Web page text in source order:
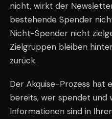
nicht, wirkt der
bestehende Spender
Nicht-Spender nicht
Zielgruppen bleiben
zurück.
Der Akquise-Prozess hat
bereits, wer spendet und
Informationen sind in